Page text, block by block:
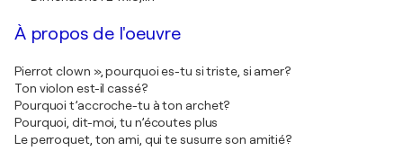
À propos de l'oeuvre
Pierrot clown », pourquoi es-tu si triste, si amer?
Ton violon est-il cassé?
Pourquoi t’accroche-tu à ton archet?
Pourquoi, dit-moi, tu n’écoutes plus
Le perroquet, ton ami, qui te susurre son amitié?